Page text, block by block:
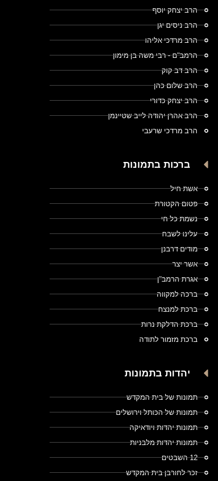
הרב יצחק יוסף
הרב ניסים יגן
הרב מרדכי אליהו
הרמב"ם - רבי משה בן מימון
הרב דב קוק
הרב שלום כהן
הרב יצחק כדורי
הרב אהרן יהודה לייב שטיינמן
הרב מרדכי שרעבי
ברכות בתמונות
אשת חיל
פטום הקטורת
נשמת כל חי
עלינו לשבח
מודים דרבנן
אשר יצר
אגרת הרמב"ן
ברכה למקווה
ברכת למנצח
ברכת הדלקת נרות
ברכת מזמור לתודה
יהדות בתמונות
תמונות של בית המקדש
תמונות של הכותל וירושלים
תמונות יהדות ויודאיקה
תמונות יהדות מלבניות
12 השבטים
זכר לחורבן בית המקדש